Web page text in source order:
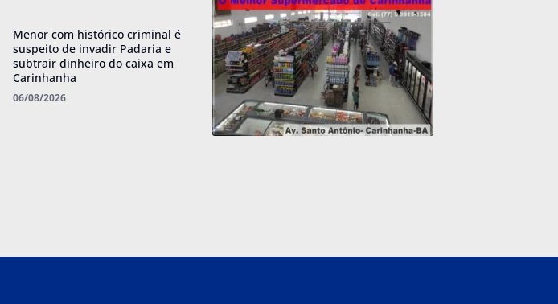
Menor com histórico criminal é
suspeito de invadir Padaria e
subtrair dinheiro do caixa em
Carinhanha
06/08/2026